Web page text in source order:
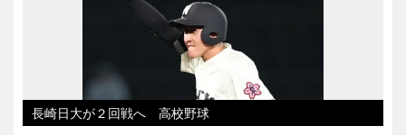
長崎日大が２回戦へ 高校野球